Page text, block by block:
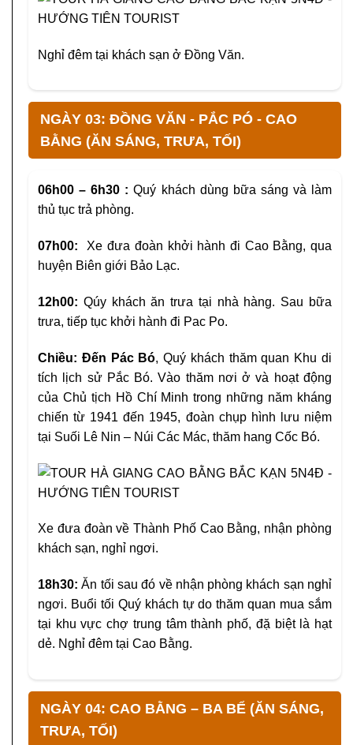
Nghỉ đêm tại khách sạn ở Đồng Văn.
NGÀY 03: ĐỒNG VĂN - PẮC PÓ - CAO
BẰNG (ĂN SÁNG, TRƯA, TỐI)
06h00 – 6h30 : Quý khách dùng bữa sáng và làm
thủ tục trả phòng.
07h00: Xe đưa đoàn khởi hành đi Cao Bằng, qua
huyện Biên giới Bảo Lạc.
12h00: Qúy khách ăn trưa tại nhà hàng. Sau bữa
trưa, tiếp tục khởi hành đi Pac Po.
Chiều: Đến Pác Bó, Quý khách thăm quan Khu di
tích lịch sử Pắc Bó. Vào thăm nơi ở và hoạt động
của Chủ tịch Hồ Chí Minh trong những năm kháng
chiến từ 1941 đến 1945, đoàn chụp hình lưu niệm
tại Suối Lê Nin – Núi Các Mác, thăm hang Cốc Bó.
Xe đưa đoàn về Thành Phố Cao Bằng, nhận phòng
khách sạn, nghỉ ngơi.
18h30: Ăn tối sau đó về nhận phòng khách sạn nghỉ
ngơi. Buổi tối Quý khách tự do thăm quan mua sắm
tại khu vực chợ trung tâm thành phố, đặ biệt là hạt
dẻ. Nghỉ đêm tại Cao Bằng.
NGÀY 04: CAO BẰNG – BA BỂ (ĂN SÁNG,
TRƯA, TỐI)